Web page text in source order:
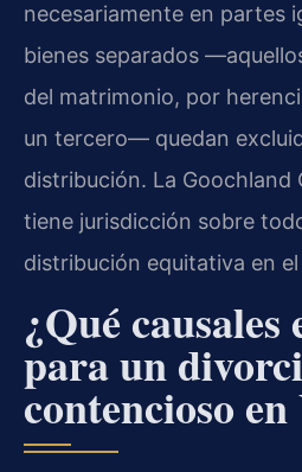
necesariamente en partes
bienes separados
del matrimonio, por
un tercero— quedan
distribución. La
tiene jurisdicción sobre
distribución equitativa en
¿Qué causales
para un
contencioso